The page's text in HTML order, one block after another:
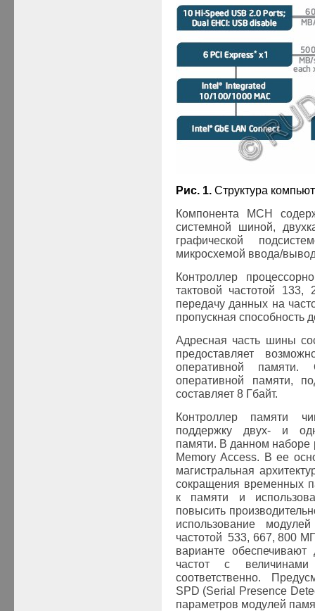
Рис. 1.Структура
Компонента MCH
системной шиной,
графической
микросхемой ввода/
Контроллер
тактовой частотой
передачу данных на
пропускная способность
Адресная часть шины
предоставляет
оперативной памяти.
оперативной памяти,
составляет 8 Гбайт.
Контроллер памяти
поддержку двух- и
памяти. В данном наборе
Memory Access. В ее
магистральная
сокращения временных
к памяти и
повысить
использование
частотой 533, 667, 800
варианте
частот с
соответственно.
SPD (Serial Presence
параметров модулей